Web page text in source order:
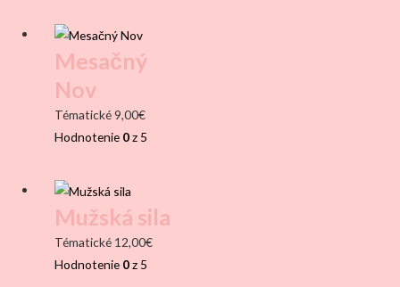
Mesačný
Nov
Tématické9,00€
Hodnotenie 0z 5
Mužská sila
Tématické 12,00€
Hodnotenie 0z 5